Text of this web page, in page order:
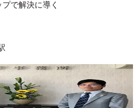
で解決に導く